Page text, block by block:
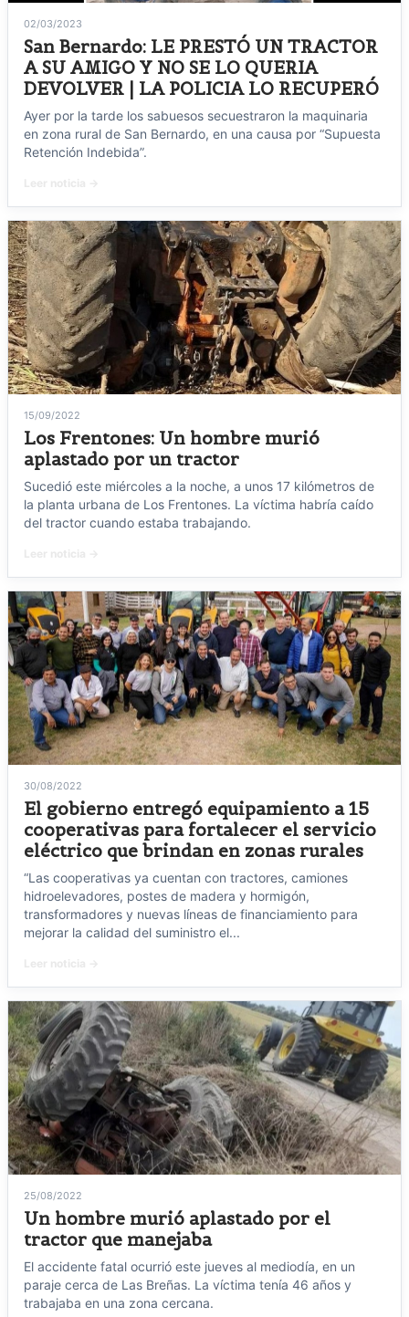
02/03/2023
San Bernardo: LE PRESTÓ UN TRACTOR
A SU AMIGO Y NO SE LO QUERIA
DEVOLVER | LA POLICIA LO RECUPERÓ
Ayer por la tarde los sabuesos secuestraron la maquinaria
en zona rural de San Bernardo, en una causa por “Supuesta
Retención Indebida”.
15/09/2022
Los Frentones: Un hombre murió
aplastado por un tractor
Sucedió este miércoles a la noche, a unos 17 kilómetros de
la planta urbana de Los Frentones. La víctima habría caído
del tractor cuando estaba trabajando.
30/08/2022
El gobierno entregó equipamiento a 15
cooperativas para fortalecer el servicio
eléctrico que brindan en zonas rurales
“Las cooperativas ya cuentan con tractores, camiones
hidroelevadores, postes de madera y hormigón,
transformadores y nuevas líneas de financiamiento para
mejorar la calidad del suministro el...
25/08/2022
Un hombre murió aplastado por el
tractor que manejaba
El accidente fatal ocurrió este jueves al mediodía, en un
paraje cerca de Las Breñas. La víctima tenía 46 años y
trabajaba en una zona cercana.